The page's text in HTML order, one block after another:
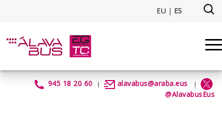
EU | ES
Inhabilitada parada de
945 18 20 60 | alavabus@araba.eus |
@AlavabusEus